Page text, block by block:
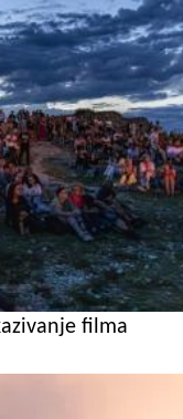
filma